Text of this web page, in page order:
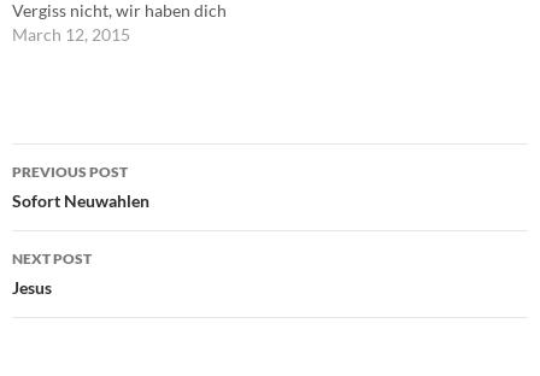
Vergiss nicht, wir haben dich
lieb. ---Marie Luise Kaschnitz,
March 12, 2015
Post
navigation
PREVIOUS POST
Sofort Neuwahlen
NEXT POST
Jesus